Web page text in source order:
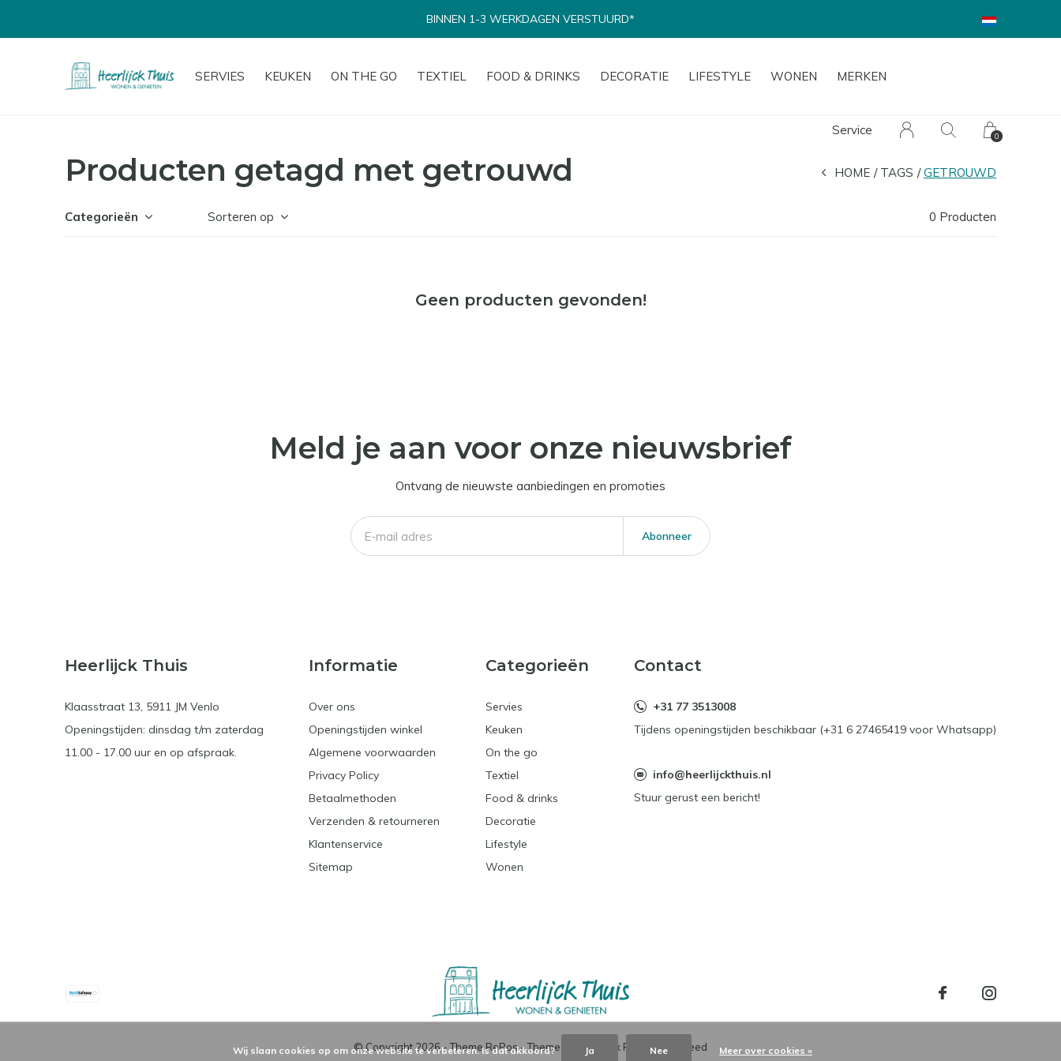
SERVIES KEUKEN ON THE GO TEXTIEL FOOD & DRINKS DECORATIE LIFESTYLE WONEN MERKEN
Service 0
BINNEN 1-3 WERKDAGEN VERSTUURD*
Producten getagd met getrouwd HOME TAGS GETROUWD
Categorieën Sorteren op 0 Producten
Geen producten gevonden!
Meld je aan voor onze nieuwsbrief
Ontvang de nieuwste aanbiedingen en promoties
Abonneer
Heerlijck Thuis
Klaasstraat 13, 5911 JM Venlo
Openingstijden: dinsdag t/m zaterdag
11.00 - 17.00 uur en op afspraak.
Informatie
Over ons
Openingstijden winkel
Algemene voorwaarden
Privacy Policy
Betaalmethoden
Verzenden & retourneren
Klantenservice
Sitemap
Categorieën
Servies
Keuken
On the go
Textiel
Food & drinks
Decoratie
Lifestyle
Wonen
Contact
+31 77 3513008
Tijdens openingstijden beschikbaar (+31 6 27465419 voor Whatsapp)
info@heerlijckthuis.nl
Stuur gerust een bericht!
© Copyright2026- Theme RePos - Theme By DMWS x Plus+ -RSS-feed
Wij slaan cookies op om onze website te verbeteren. Is dat akkoord? Ja Nee Meer over cookies »